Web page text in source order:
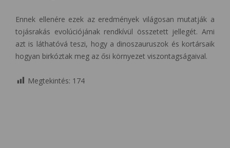
Ennek ellenére ezek az eredmények világosan mutatják a
tojásrakás evolúciójának rendkívül összetett jellegét. Ami
azt is láthatóvá teszi, hogy a dinoszauruszok és kortársaik
hogyan birkóztak meg az ősi környezet viszontagságaival.
Megtekintés: 174